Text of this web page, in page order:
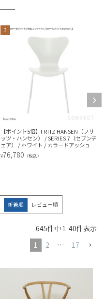
4
FRITZ HANSEN（フリッツ・ハンセン）
/ PK3（ピーケー3） / ブラック / スチー
ルベース（クローム仕上げ） / チェア
¥83,380 （税込）
新着順 レビュー順
645件中 1 -40件表示
1
2 … 17